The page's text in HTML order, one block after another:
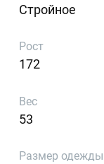
Стройное
Рост
172
Вес
53
Размер одежды